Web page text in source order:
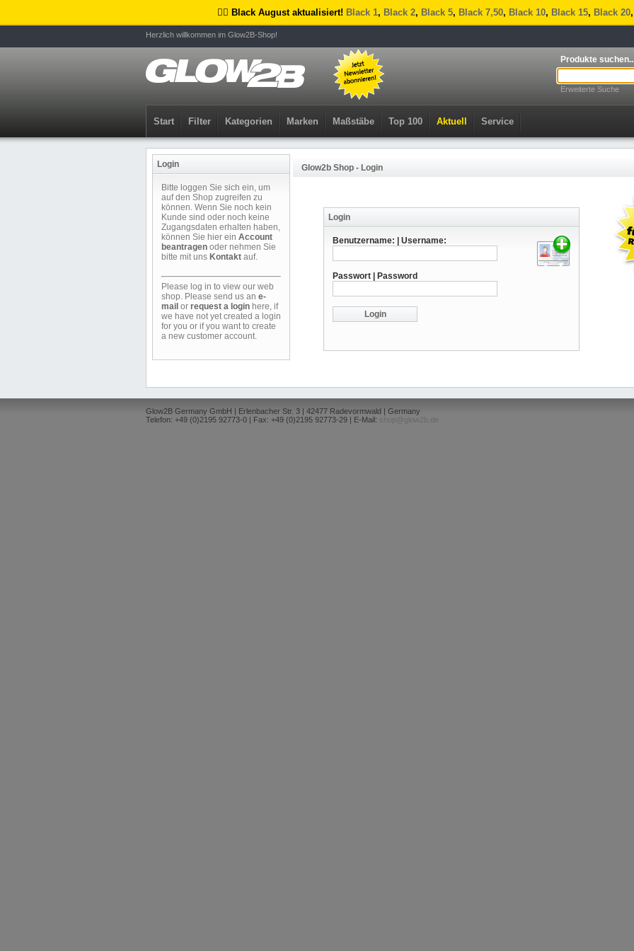
🏴‍☠️ Black August aktualisiert! Black 1, Black 2, Black 5, Black 7,50, Black 10, Black 15, Black 20,
Herzlich willkommen im Glow2B-Shop!
Produkte
Erweiterte Suche
Start Filter Kategorien Marken Maßstäbe Top 100 Aktuell Service
Login
Bitte loggen Sie sich ein, um
auf den Shop zugreifen zu
können. Wenn Sie noch kein
Kunde sind oder noch keine
Zugangsdaten erhalten haben,
können Sie hier ein Account
beantragen oder nehmen Sie
bitte mit uns Kontakt auf.
Please log in to view our web
shop. Please send us an e-
mail or request a login here, if
we have not yet created a login
for you or if you want to create
a new customer account.
Glow2b Shop - Login
Login
Benutzername: | Username:
Passwort | Password
Glow2B Germany GmbH | Erlenbacher Str. 3 | 42477 Radevormwald | Germany
Telefon: +49 (0)2195 92773-0 | Fax: +49 (0)2195 92773-29 | E-Mail:
shop@glow2b.de